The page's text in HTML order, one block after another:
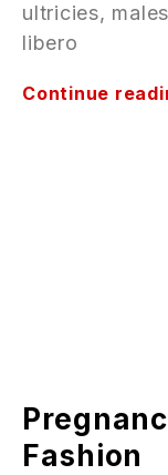
ultricies,
libero
Continue
Fashion